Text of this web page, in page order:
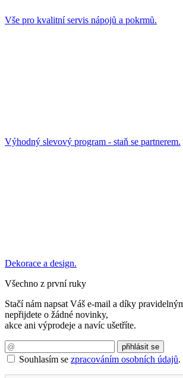
Vše pro kvalitní servis nápojů a pokrmů.
Výhodný slevový program - staň se partnerem.
Dekorace a design.
Všechno z první ruky
Stačí nám napsat Váš e-mail a díky
nepřijdete o žádné novinky,
akce ani výprodeje a navíc ušetříte.
Souhlasím se zpracováním osobních údajů.